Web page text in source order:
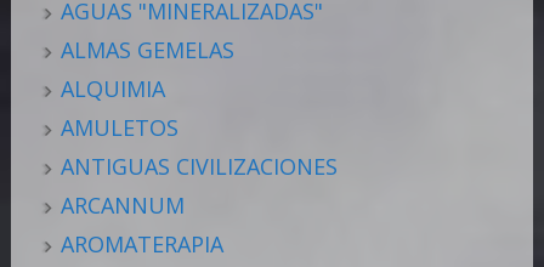
AGUAS "MINERALIZADAS"
ALMAS GEMELAS
ALQUIMIA
AMULETOS
ANTIGUAS CIVILIZACIONES
ARCANNUM
AROMATERAPIA